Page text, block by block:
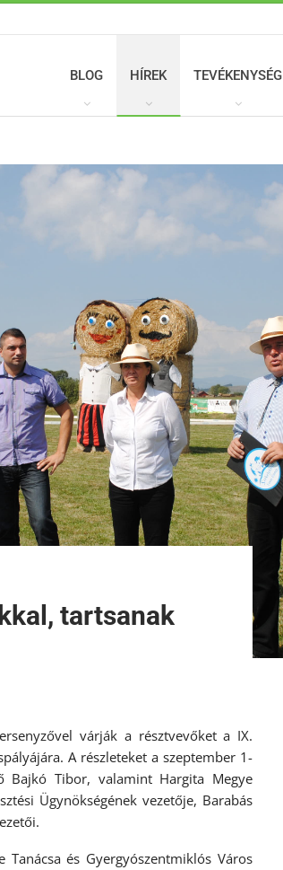
BLOG HÍREK TEVÉKENYSÉG
tartsanak
várják a résztvevőket a IX.
A részleteket a szeptember 1-
Bajkó Tibor, valamint Hargita Megye
Ügynökségének vezetője, Barabás
és Gyergyószentmiklós Város